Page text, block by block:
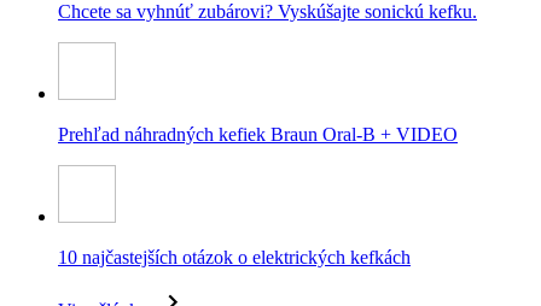
Chcete sa vyhnúť zubárovi? Vyskúšajte sonickú kefku.
Prehľad náhradných kefiek Braun Oral-B + VIDEO
10 najčastejších otázok o elektrických kefkách